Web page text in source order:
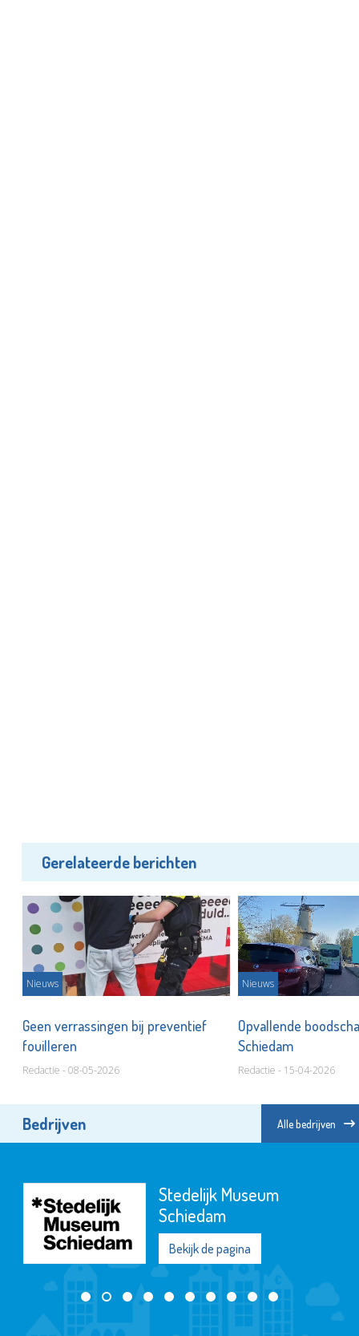
Gerelateerde berichten
Nieuws
Geen verrassingen bij preventief
fouilleren
Redactie - 08-05-2026
Nieuws
Opvallende
Schiedam
Redactie - 15-04-2026
Bedrijven Alle bedrijven
Stedelijk Museum
Schiedam
Bekijk de pagina